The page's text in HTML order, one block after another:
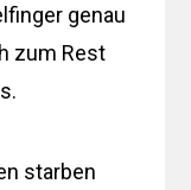
genau
zum Rest
starben